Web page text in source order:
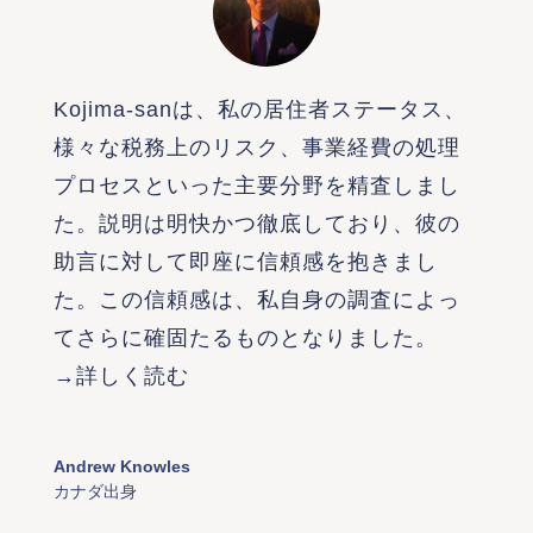
Kojima-sanは、私の居住者ステータス、
様々な税務上のリスク、事業経費の処理
プロセスといった主要分野を精査しまし
た。説明は明快かつ徹底しており、彼の
助言に対して即座に信頼感を抱きまし
た。この信頼感は、私自身の調査によっ
てさらに確固たるものとなりました。
→詳しく読む
Andrew Knowles
カナダ出身